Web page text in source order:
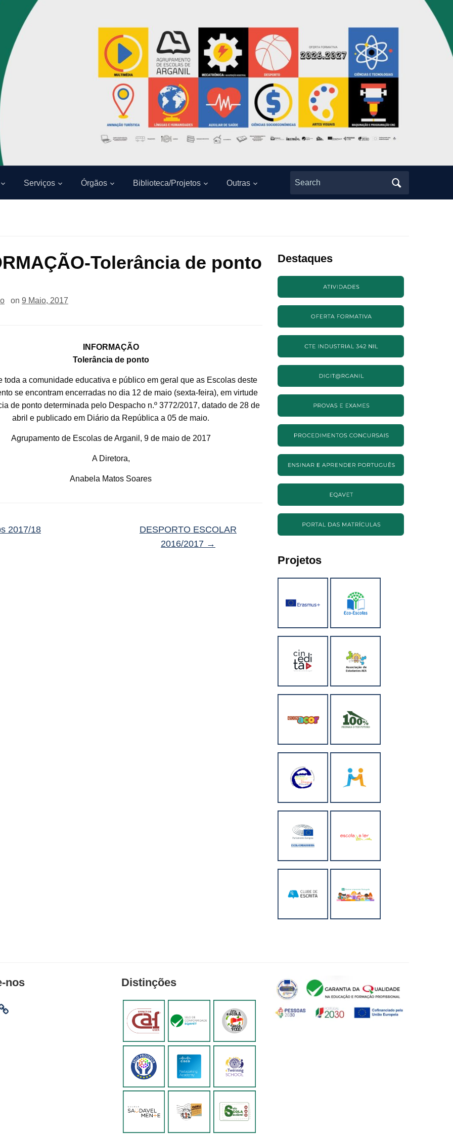
Serviços Órgãos Biblioteca/Projetos Outras
Search
for:
Tolerância de ponto
on 9 Maio, 2017
INFORMAÇÃO
Tolerância de ponto
toda a comunidade educativa e público em geral que as Escolas deste
se encontram encerradas no dia 12 de maio (sexta-feira), em virtude
de ponto determinada pelo Despacho n.º 3772/2017, datado de 28 de
abril e publicado em Diário da República a 05 de maio.
Agrupamento de Escolas de Arganil, 9 de maio de 2017
A Diretora,
Anabela Matos Soares
2017/18
DESPORTO ESCOLAR
2016/2017 →
Destaques
Projetos
nos Distinções